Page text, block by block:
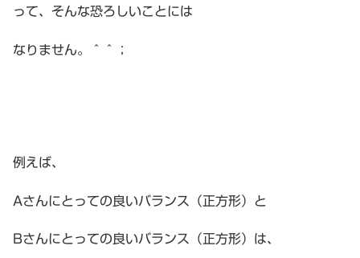
って、そんな恐ろしいことには
なりません。＾＾；
例えば、
Aさんにとっての良いバランス（正方形）と
Bさんにとっての良いバランス（正方形）は、